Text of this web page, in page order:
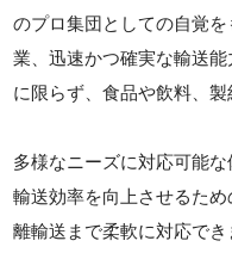
のプロ集団としての自覚
業、迅速かつ確実な輸送
に限らず、食品や飲料、製
多様なニーズに対応可能な
輸送効率を向上させるた
離輸送まで柔軟に対応で